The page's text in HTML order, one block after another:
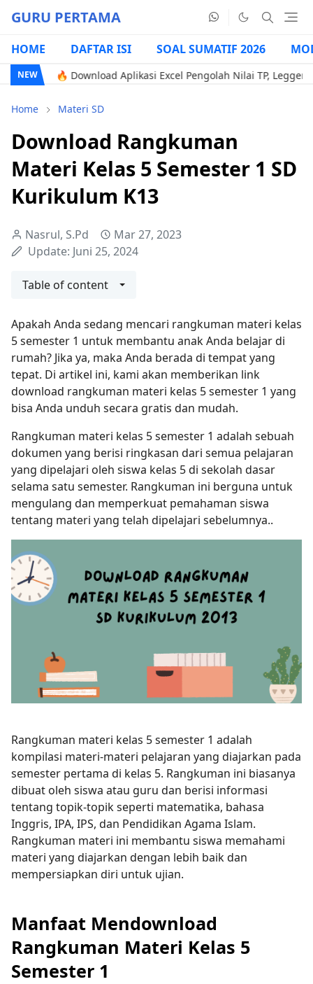
GURU PERTAMA
HOME DAFTAR ISI SOAL SUMATIF 2026
NEW
🔥 Download Aplikasi Excel Pengolah Nilai TP, Legger, &
Home Materi SD
Download Rangkuman
Materi Kelas 5 Semester 1 SD
Kurikulum K13
Nasrul, S.Pd
Mar 27, 2023
Update: Juni 25, 2024
Table of content
Apakah Anda sedang mencari rangkuman materi kelas
5 semester 1 untuk membantu anak Anda belajar di
rumah? Jika ya, maka Anda berada di tempat yang
tepat. Di artikel ini, kami akan memberikan link
download rangkuman materi kelas 5 semester 1 yang
bisa Anda unduh secara gratis dan mudah.
Rangkuman materi kelas 5 semester 1 adalah sebuah
dokumen yang berisi ringkasan dari semua pelajaran
yang dipelajari oleh siswa kelas 5 di sekolah dasar
selama satu semester. Rangkuman ini berguna untuk
mengulang dan memperkuat pemahaman siswa
tentang materi yang telah dipelajari sebelumnya..
Rangkuman materi kelas 5 semester 1 adalah
kompilasi materi-materi pelajaran yang diajarkan pada
semester pertama di kelas 5. Rangkuman ini biasanya
dibuat oleh siswa atau guru dan berisi informasi
tentang topik-topik seperti matematika, bahasa
Inggris, IPA, IPS, dan Pendidikan Agama Islam.
Rangkuman materi ini membantu siswa memahami
materi yang diajarkan dengan lebih baik dan
mempersiapkan diri untuk ujian.
Manfaat Mendownload
Rangkuman Materi Kelas 5
Semester 1